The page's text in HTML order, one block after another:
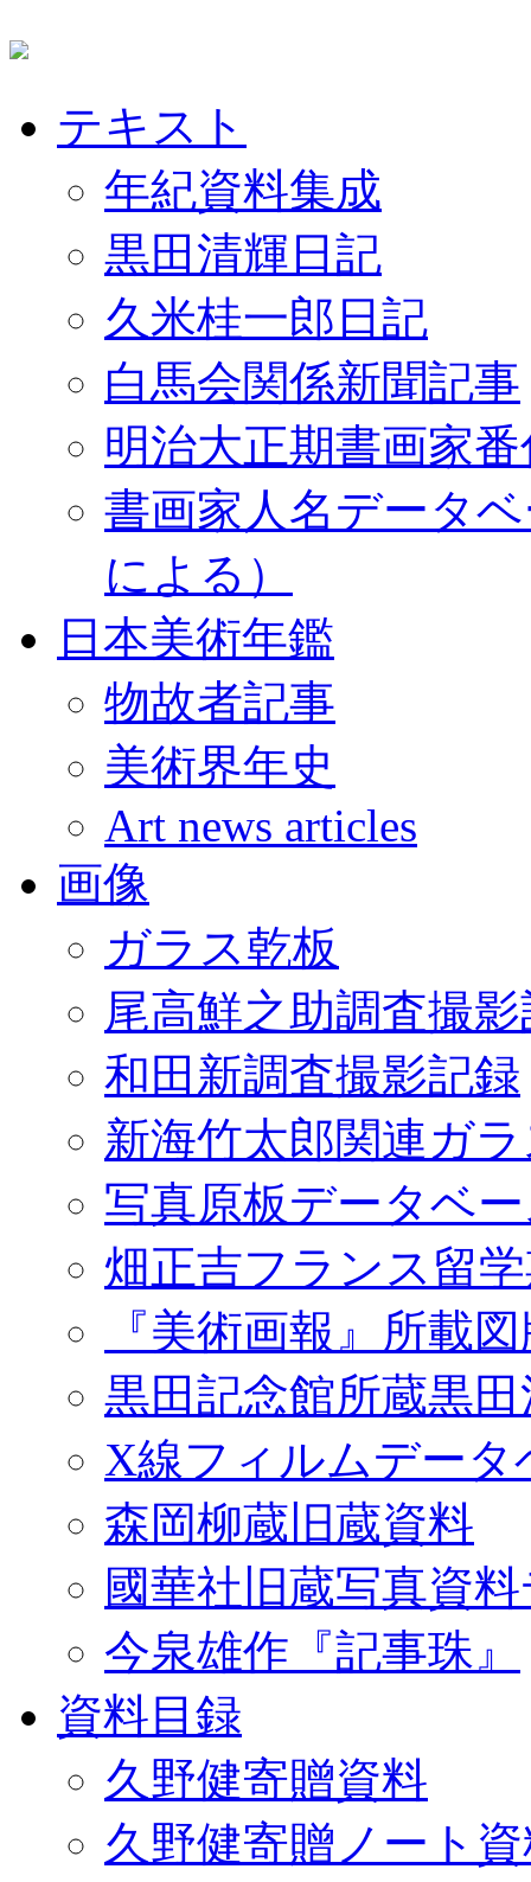
テキスト
年紀資料集成
黒田清輝日記
久米桂一郎日記
白馬会関係新聞記事
明治大正期書画家
書画家人名データ
による）
日本美術年鑑
物故者記事
美術界年史
Art news articles
画像
ガラス乾板
尾高鮮之助調査撮
和田新調査撮影記録
新海竹太郎関連ガ
写真原板データベ
畑正吉フランス留
『美術画報』所載
黒田記念館所蔵黒
X線フィルムデータ
森岡柳蔵旧蔵資料
國華社旧蔵写真資
今泉雄作『記事珠』
資料目録
久野健寄贈資料
久野健寄贈ノート